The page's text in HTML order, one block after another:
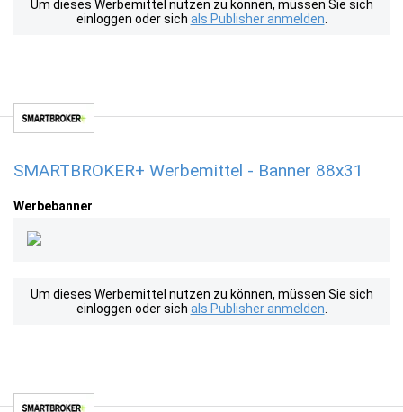
Um dieses Werbemittel nutzen zu können, müssen Sie sich
einloggen oder sich als Publisher anmelden
SMARTBROKER+ Werbemittel - Banner 88x31
Werbebanner
Um dieses Werbemittel nutzen zu können, müssen Sie sich
einloggen oder sich als Publisher anmelden